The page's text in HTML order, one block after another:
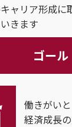
ャリア形成に
きます
ゴール
働きがいと
経済成長